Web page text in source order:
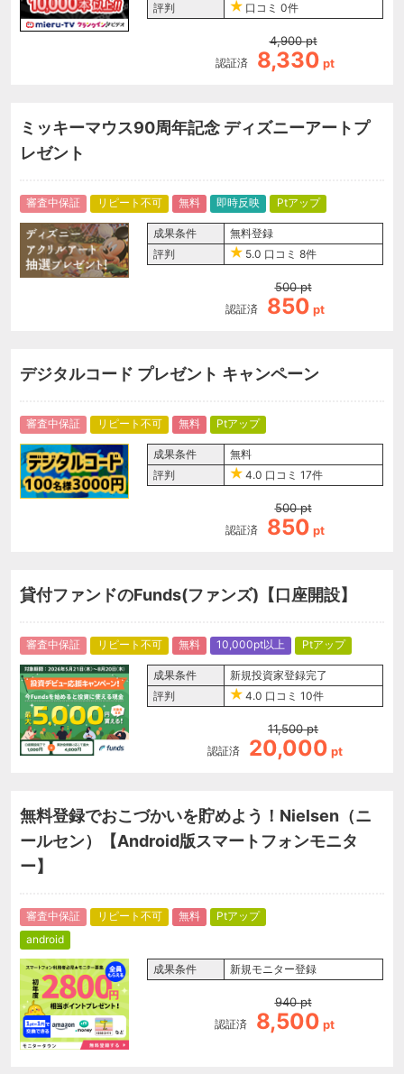
評判
口コミ 0件
認証済
4,900 pt
8,330 pt
ミッキーマウス90周年記念 ディズニーアートプ
レゼント
審査中保証 リピート不可 無料 即時反映 Ptアップ
成果条件
無料登録
評判
5.0 口コミ 8件
認証済
500 pt
850 pt
デジタルコード プレゼント キャンペーン
審査中保証 リピート不可 無料 Ptアップ
成果条件
無料
評判
4.0 口コミ 17件
認証済
500 pt
850 pt
貸付ファンドのFunds(ファンズ)【口座開設】
審査中保証 リピート不可 無料 10,000pt以上 Ptアップ
成果条件
新規投資家登録完了
評判
4.0 口コミ 10件
認証済
11,500 pt
20,000 pt
無料登録でおこづかいを貯めよう！Nielsen（ニ
ールセン）【Android版スマートフォンモニタ
ー】
審査中保証 リピート不可 無料
Ptアップ
android
成果条件 新規モニター登録
認証済
940 pt
8,500 pt